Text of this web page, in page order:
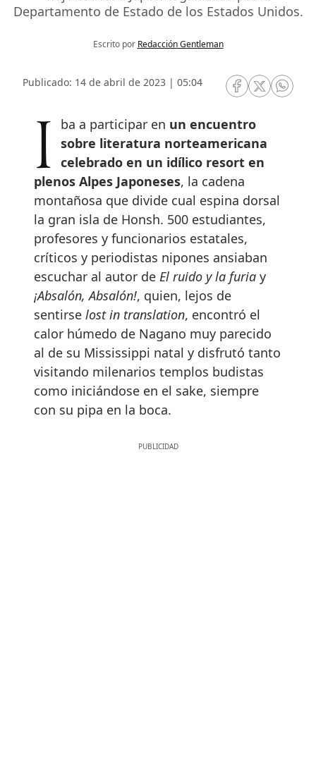
Departamento de Estado de los Estados Unidos.
Escrito por Redacción Gentleman
Publicado: 14 de abril de 2023 | 05:04
RRSS Facebook
RRSSRRSS
Iba a participar en un encuentro
sobre literatura norteamericana
celebrado en un idílico resort en
plenos Alpes Japoneses, la cadena
montañosa que divide cual espina dorsal
la gran isla de Honsh. 500 estudiantes,
profesores y funcionarios estatales,
críticos y periodistas nipones ansiaban
escuchar al autor de El ruido y la furia y
¡Absalón, Absalón!, quien, lejos de
sentirse lost in translation, encontró el
calor húmedo de Nagano muy parecido
al de su Mississippi natal y disfrutó tanto
visitando milenarios templos budistas
como iniciándose en el sake, siempre
con su pipa en la boca.